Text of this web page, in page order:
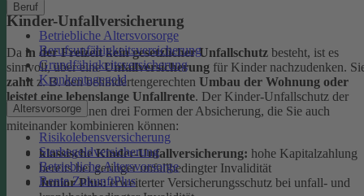
Beruf
Betriebliche Altersvorsorge
Berufsunfähigkeitsversicherung
Grundfähigkeitsversicherung
Krankentagegeld
Altersvorsorge
Risikolebensversicherung
Sterbegeldversicherung
Betriebliche Altersvorsorge
Rente ZukunftPlus
Kinder-Unfallversicherung
Da in der Freizeit kein gesetzlicher Unfallschutz besteht, ist es
sinnvoll, über eineUnfallversicherung für Kinder nachzudenken.
zahlt z. B. den behindertengerechten Umbau der Wohnung oder
leistet eine lebenslange Unfallrente. Der Kinder-Unfallschutz der
DEVK bietet Ihnen drei Formen der Absicherung, die Sie auch
miteinander kombinieren können:
klassische Kinder-Unfallversicherung: hohe Kapitalzahlung
bereits bei geringer unfallbedingter Invalidität
Junior Plus:erweiterter Versicherungsschutz bei unfall- und